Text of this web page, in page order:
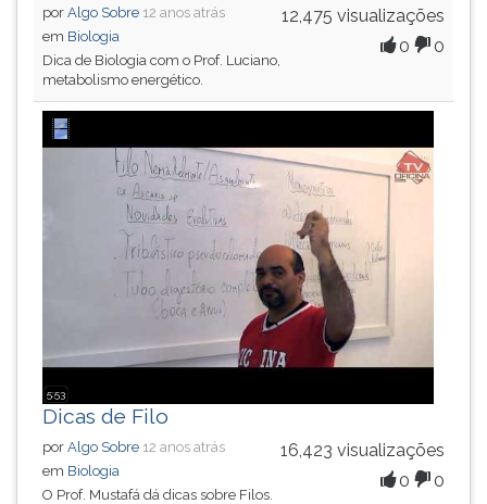
12,475 visualizações
0
0
por Algo Sobre 12 anos atrás
em Biologia
Dica de Biologia com o Prof. Luciano,
metabolismo energético.
5:53
Dicas de Filo
16,423 visualizações
0
0
por Algo Sobre 12 anos atrás
em Biologia
O Prof. Mustafá dá dicas sobre Filos.